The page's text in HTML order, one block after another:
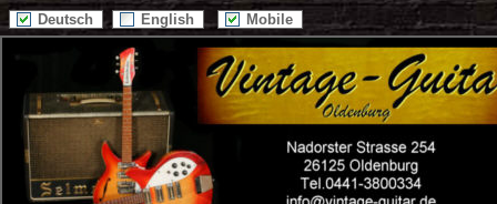
Deutsch English Mobile